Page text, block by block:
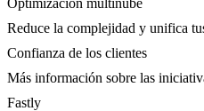
Reduce la complejidad y unifica
Confianza de los clientes
Más información sobre las
Fastly